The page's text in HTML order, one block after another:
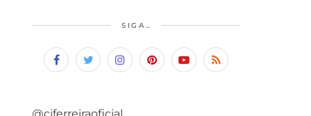
SIGA…
@ciferreiraoficial